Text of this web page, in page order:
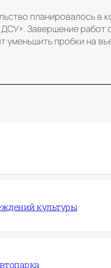
планировалось
Завершение
пробки на
культуры